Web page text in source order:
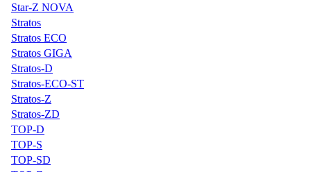
Star-Z NOVA
Stratos
Stratos ECO
Stratos GIGA
Stratos-D
Stratos-ECO-ST
Stratos-Z
Stratos-ZD
TOP-D
TOP-S
TOP-SD